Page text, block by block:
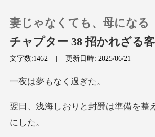
チャージ
妻じゃなくても、母になる
チャプター 38 招かれざる客
文字数:1462 |更新日時: 2025/06/21
夢もな
封爵は準備を整